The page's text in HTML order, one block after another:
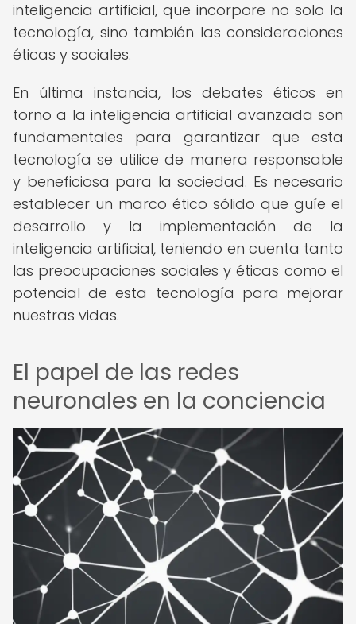
inteligencia artificial, que incorpore no solo la
tecnología, sino también las consideraciones
éticas y sociales.
En última instancia, los debates éticos en
torno a la inteligencia artificial avanzada son
fundamentales para garantizar que esta
tecnología se utilice de manera responsable
y beneficiosa para la sociedad. Es necesario
establecer un marco ético sólido que guíe el
desarrollo y la implementación de la
inteligencia artificial, teniendo en cuenta tanto
las preocupaciones sociales y éticas como el
potencial de esta tecnología para mejorar
nuestras vidas.
El papel de las redes
neuronales en la conciencia